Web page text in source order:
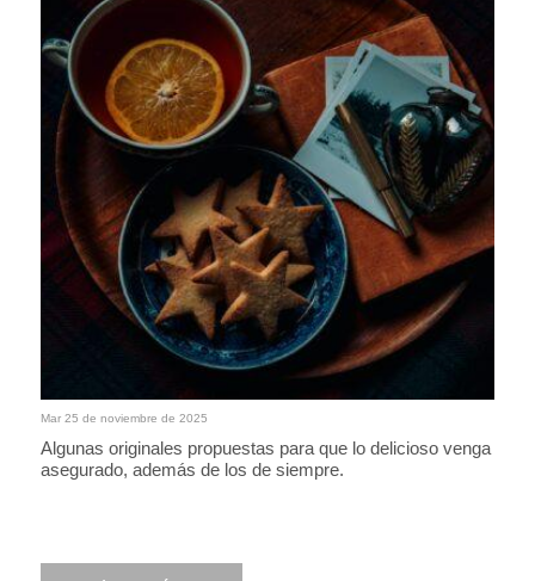
Mar 25 de noviembre de 2025
Algunas originales propuestas para que lo delicioso venga
asegurado, además de los de siempre.